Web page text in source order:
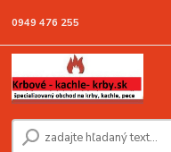
0949 476 255